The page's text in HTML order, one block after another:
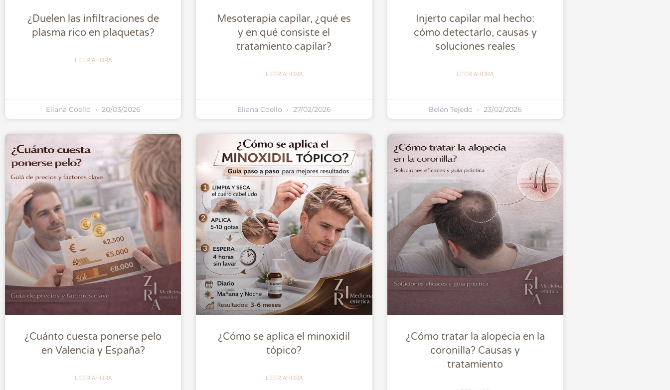
¿Duelen las infiltraciones de
plasma rico en plaquetas?
LEER AHORA
Eliana Coello 20/03/2026
Mesoterapia capilar, ¿qué es
y en qué consiste el
tratamiento capilar?
LEER AHORA
Eliana Coello 27/02/2026
Injerto capilar mal hecho:
cómo detectarlo, causas y
soluciones reales
LEER AHORA
Belén Tejedo 23/02/2026
¿Cuánto cuesta ponerse pelo
en Valencia y España?
LEER AHORA
¿Cómo se aplica el minoxidil
tópico?
LEER AHORA
¿Cómo tratar la alopecia en la
coronilla? Causas y
tratamiento